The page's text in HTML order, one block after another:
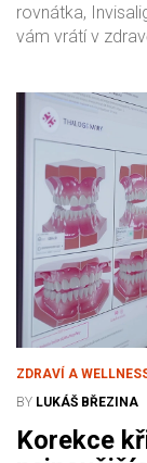
rovnátka,
vám vrátí v
ZDRAVÍ A
BY LUKÁŠ BŘEZINA
Korekce